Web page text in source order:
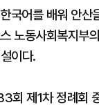
국어를 배워 안
노동사회복지부
이다.
회 제1차 정례회